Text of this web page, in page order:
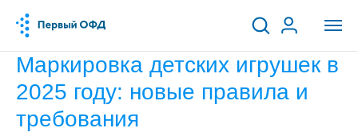
Маркировка детских игрушек в
2025 году: новые правила и
требования